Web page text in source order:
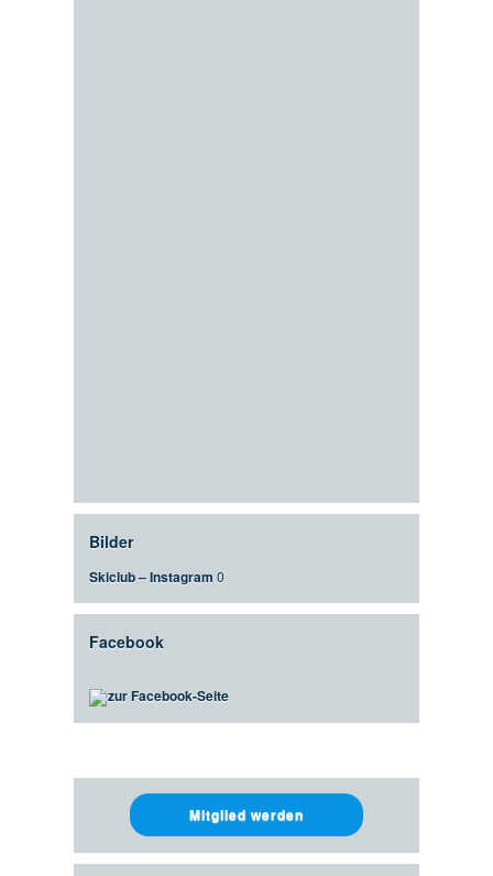
Bilder
Skiclub – Instagram 0
Facebook
zur Facebook-Seite
Mitglied werden